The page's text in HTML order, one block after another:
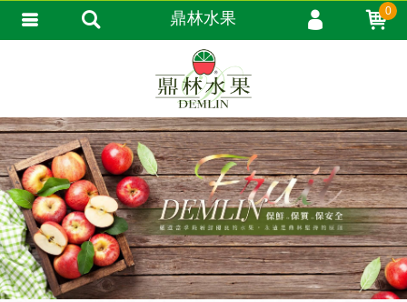
鼎林水果 0
會員登入
會員註冊
忘記密碼
訂單查詢
追蹤清單